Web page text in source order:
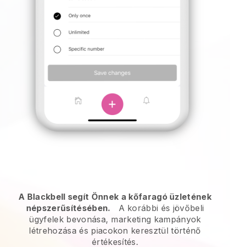
A Blackbell segít Önnek a kőfaragó üzletének
népszerűsítésében.
A korábbi és jövőbeli
ügyfelek bevonása, marketing kampányok
létrehozása és piacokon keresztül történő
értékesítés.